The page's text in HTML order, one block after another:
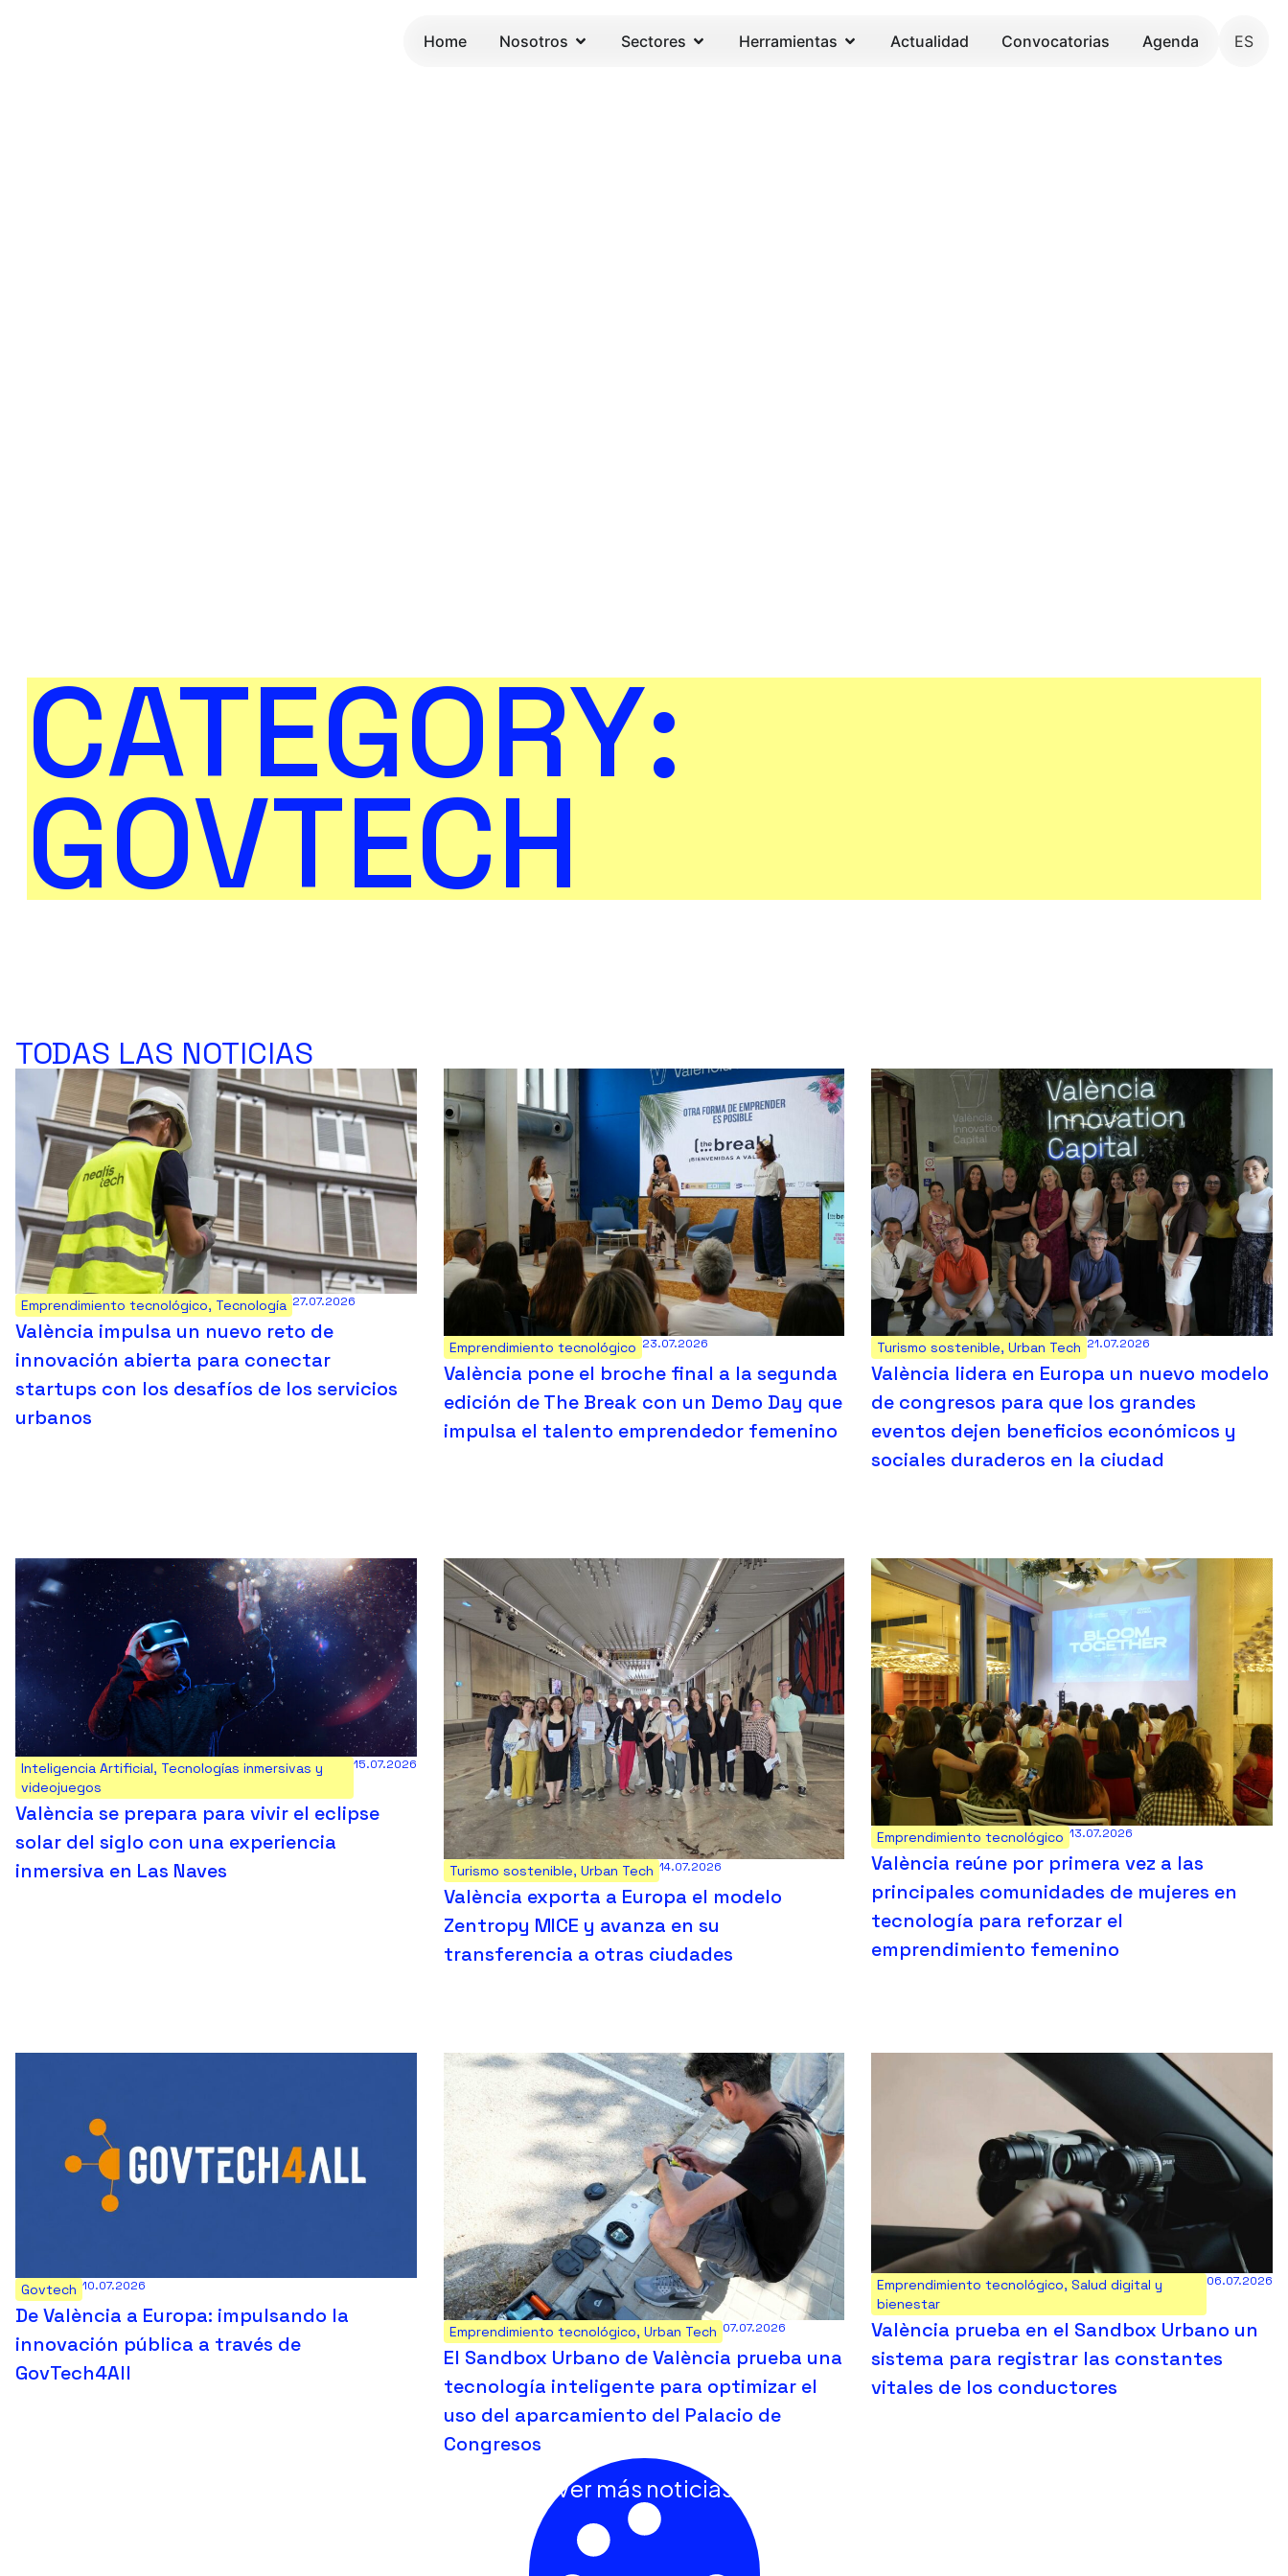
Home Nosotros Sectores Herramientas Actualidad Convocatorias Agenda ES
CATEGORY:
GOVTECH
TODAS LAS NOTICIAS
Emprendimiento tecnológico, Tecnología 27.07.2026
València impulsa un nuevo reto de
innovación abierta para conectar
startups con los desafíos de los servicios
urbanos
Emprendimiento tecnológico 23.07.2026
València pone el broche final a la segunda
edición de The Break con un Demo Day que
impulsa el talento emprendedor femenino
Turismo sostenible,Urban Tech 21.07.2026
València lidera en Europa un nuevo modelo
de congresos para que los grandes
eventos dejen beneficios económicos y
sociales duraderos en la ciudad
Inteligencia Artificial, Tecnologías inmersivas y
videojuegos
15.07.2026
València se prepara para vivir el eclipse
solar del siglo con una experiencia
inmersiva en Las Naves
Turismo sostenible, Urban Tech 14.07.2026
València exporta a Europa el modelo
Zentropy MICE y avanza en su
transferencia a otras ciudades
Emprendimiento tecnológico 13.07.2026
València reúne por primera vez a las
principales comunidades de mujeres en
tecnología para reforzar el
emprendimiento femenino
Govtech 10.07.2026
De València a Europa: impulsando la
innovación pública a través de
GovTech4All
Emprendimiento tecnológico, Urban Tech 07.07.2026
El Sandbox Urbano de València prueba una
tecnología inteligente para optimizar el
uso del aparcamiento del Palacio de
Congresos
Emprendimiento tecnológico,Salud digital y
bienestar
06.07.2026
València prueba en el Sandbox Urbano un
sistema para registrar las constantes
vitales de los conductores
Ver más noticias